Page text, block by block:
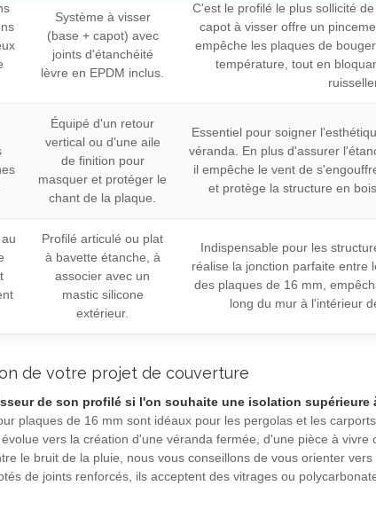
Système à visser
(base + capot) avec
joints d'étanchéité
lèvre en EPDM inclus.
C'est le profilé le plus sollicité
capot à visser offre un
empêche les plaques de
température, tout en
Équipé d'un retour
vertical ou d'une aile
de finition pour
masquer et protéger le
chant de la plaque.
Essentiel pour soigner
véranda. En plus d'assurer
il empêche le vent de
et protège la structure en
Profilé articulé ou plat
à bavette étanche, à
associer avec un
mastic silicone
extérieur.
Indispensable pour les
réalise la jonction parfaite entre
des plaques de 16 mm,
long du mur à l'intérieur
de votre projet de couverture
de son profilé si l'on souhaite une isolation supérieure
plaques de 16 mm sont idéaux pour les pergolas et les
vers la création d'une véranda fermée, d'une pièce à vivre
le bruit de la pluie, nous vous conseillons de vous orienter
de joints renforcés, ils acceptent des vitrages ou